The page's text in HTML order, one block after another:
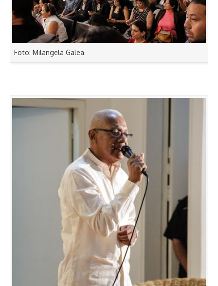
Foto: Milangela Galea